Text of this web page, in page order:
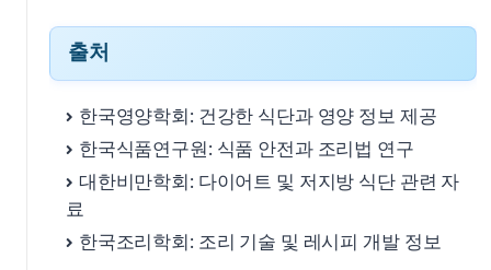
출처
한국영양학회: 건강한 식단과 영양 정보 제공
한국식품연구원: 식품 안전과 조리법 연구
대한비만학회: 다이어트 및 저지방 식단 관련 자
료
한국조리학회: 조리 기술 및 레시피 개발 정보